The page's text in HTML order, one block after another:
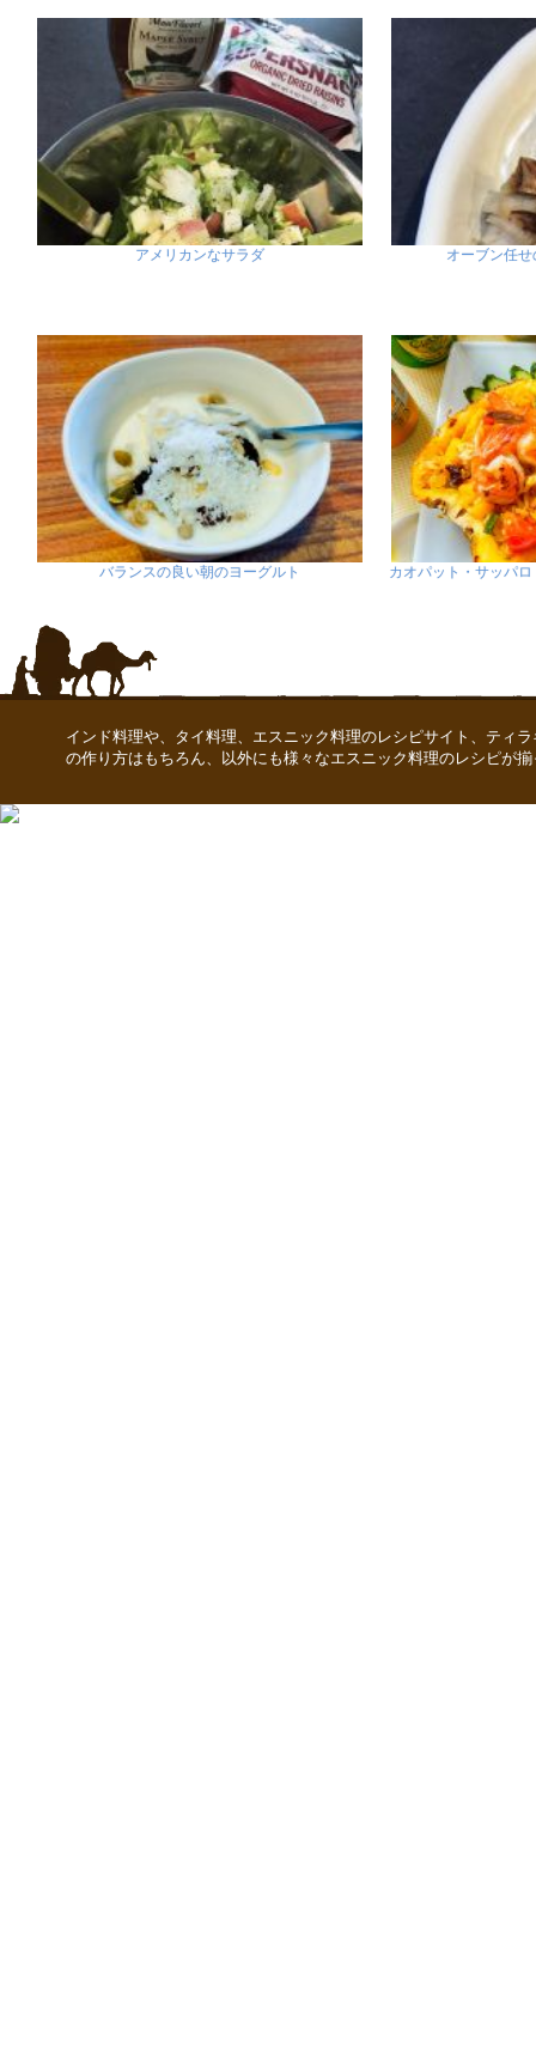
アメリカンなサラダ オーブン任
バランスの良い朝のヨーグルト カオパット・サッパ
インド料理や、タイ料理、エスニック料理のレシピサイト、ティ
の作り方はもちろん、以外にも様々なエスニック料理のレシピが